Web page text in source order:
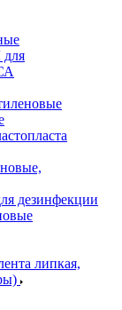
дезинфекции
липкая,